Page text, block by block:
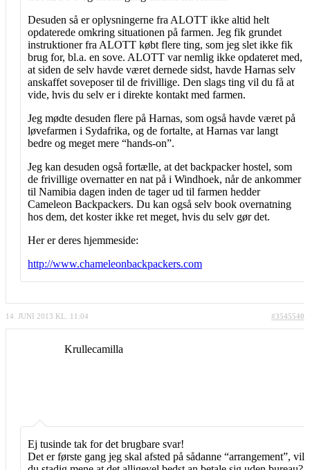
Desuden så er oplysningerne fra ALOTT ikke altid helt
opdaterede omkring situationen på farmen. Jeg fik grundet
instruktioner fra ALOTT købt flere ting, som jeg slet ikke fik
brug for, bl.a. en sove. ALOTT var nemlig ikke opdateret med,
at siden de selv havde været dernede sidst, havde Harnas selv
anskaffet soveposer til de frivillige. Den slags ting vil du få at
vide, hvis du selv er i direkte kontakt med farmen.
Jeg mødte desuden flere på Harnas, som også havde været på
løvefarmen i Sydafrika, og de fortalte, at Harnas var langt
bedre og meget mere “hands-on”.
Jeg kan desuden også fortælle, at det backpacker hostel, som
de frivillige overnatter en nat på i Windhoek, når de ankommer
til Namibia dagen inden de tager ud til farmen hedder
Cameleon Backpackers. Du kan også selv book overnatning
hos dem, det koster ikke ret meget, hvis du selv gør det.
Her er deres hjemmeside:
http://www.chameleonbackpackers.com
14. JUNI 2013 KL. 11:04 #3545540
Krullecamilla
Ej tusinde tak for det brugbare svar!
Det er første gang jeg skal afsted på sådanne “arrangement”, vil